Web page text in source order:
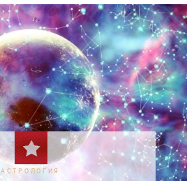
АСТРОЛОГИЯ